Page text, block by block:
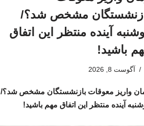
مشخص شد؟/
آینده منتظر این اتفاق
باشید!
آگوست 8, 2026
واریز معوقات بازنشستگان مشخص شد؟/
آینده منتظر این اتفاق مهم باشید!